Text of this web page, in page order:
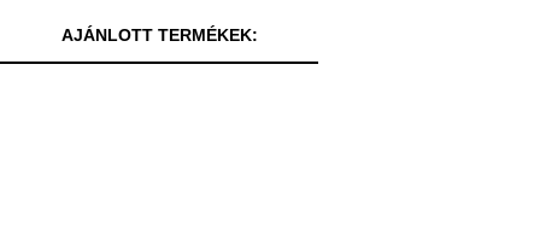
AJÁNLOTT TERMÉKEK: